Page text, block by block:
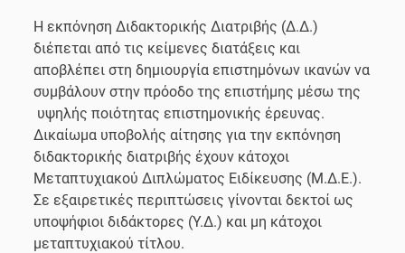
Η εκπόνηση Διδακτορικής Διατριβής (Δ.Δ.)
διέπεται από τις κείμενες διατάξεις και
αποβλέπει στη δημιουργία επιστημόνων ικανών να
συμβάλουν στην πρόοδο της επιστήμης μέσω της
υψηλής ποιότητας επιστημονικής έρευνας.
Δικαίωμα υποβολής αίτησης για την εκπόνηση
διδακτορικής διατριβής έχουν κάτοχοι
Μεταπτυχιακού Διπλώματος Ειδίκευσης (Μ.Δ.Ε.).
Σε εξαιρετικές περιπτώσεις γίνονται δεκτοί ως
υποψήφιοι διδάκτορες (Υ.Δ.) και μη κάτοχοι
μεταπτυχιακού τίτλου.